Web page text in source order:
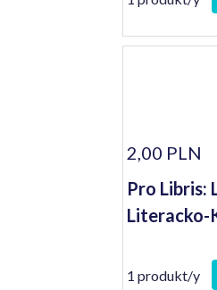
2,00 PLN
Pro Libris:
Literacko-
1 produkt/y